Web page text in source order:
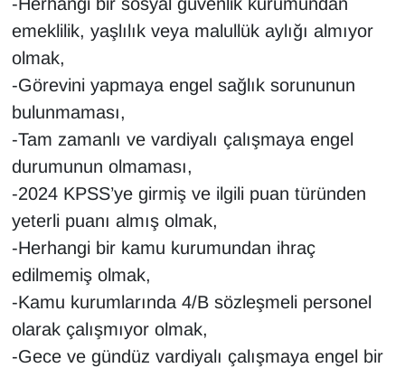
emeklilik, yaşlılık veya malullük aylığı almıyor
olmak,
-Görevini yapmaya engel sağlık sorununun
bulunmaması,
-Tam zamanlı ve vardiyalı çalışmaya engel
durumunun olmaması,
-2024 KPSS’ye girmiş ve ilgili puan türünden
yeterli puanı almış olmak,
-Herhangi bir kamu kurumundan ihraç
edilmemiş olmak,
-Kamu kurumlarında 4/B sözleşmeli personel
olarak çalışmıyor olmak,
-Gece ve gündüz vardiyalı çalışmaya engel bir